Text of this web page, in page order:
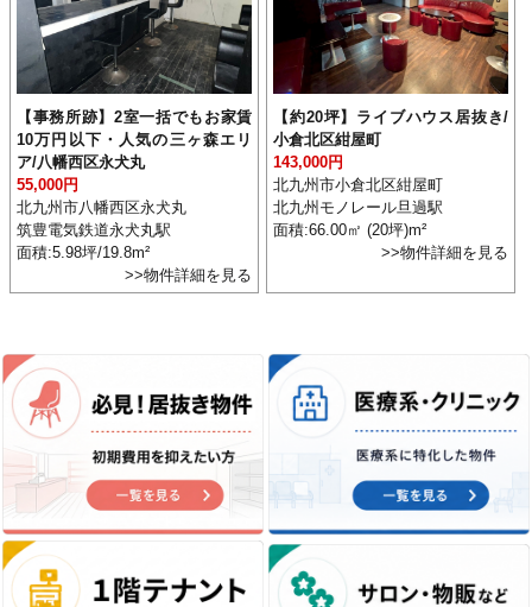
【事務所跡】2室一括でもお家賃
10万円以下・人気の三ヶ森エリ
ア/八幡西区永犬丸
55,000円
北九州市八幡西区永犬丸
筑豊電気鉄道永犬丸駅
面積:5.98坪/19.8m²
>>物件詳細を見る
【約20坪】ライブハウス居抜き/
小倉北区紺屋町
143,000円
北九州市小倉北区紺屋町
北九州モノレール旦過駅
面積:66.00㎡ (20坪)m²
>>物件詳細を見る